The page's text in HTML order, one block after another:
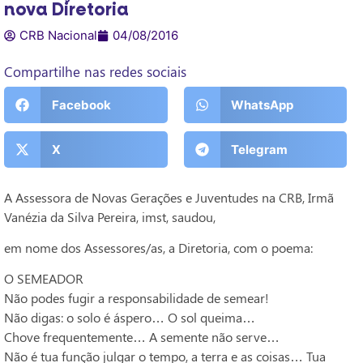
nova Diretoria
CRB Nacional 04/08/2016
Compartilhe nas redes sociais
Facebook WhatsApp
X Telegram
A Assessora de Novas Gerações e Juventudes na CRB, Irmã
Vanézia da Silva Pereira, imst, saudou,
em nome dos Assessores/as, a Diretoria, com o poema:
O SEMEADOR
Não podes fugir a responsabilidade de semear!
Não digas: o solo é áspero… O sol queima…
Chove frequentemente… A semente não serve…
Não é tua função julgar o tempo, a terra e as coisas… Tua